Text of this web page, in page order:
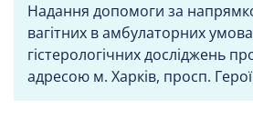
Надання допомоги за
вагітних в амбулаторних
гістерологічних досліджень
адресою м. Харків, просп.